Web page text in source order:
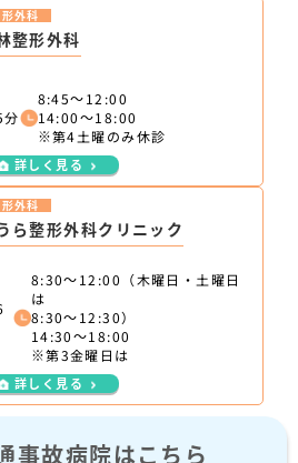
整形外科
外科
8:45～12:00
14:00～18:00
※第4土曜のみ休診
詳しく見る
ら整形外科クリニック
外科
8:30～12:00（木曜日・土曜日
は
8:30～12:30）
14:30～18:00
※第3金曜日は
詳しく見る
事故病院はこちら